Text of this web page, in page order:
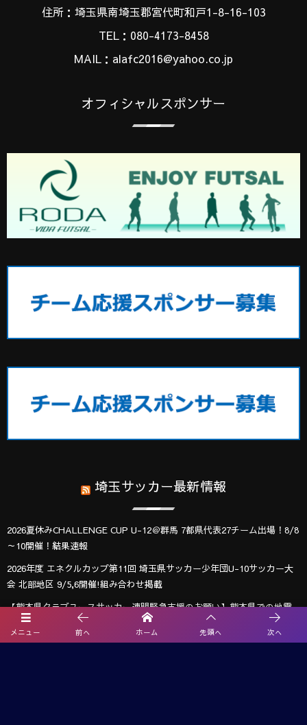
メニュー 前へ ホーム 先頭へ 次へ
住所：埼玉県南埼玉郡宮代町和戸1-8-16-103
TEL：080-4173-8458
MAIL：alafc2016@yahoo.co.jp
オフィシャルスポンサー
埼玉サッカー最新情報
2026夏休みCHALLENGE CUP U-12＠群馬 7都県代表27チーム出場！8/8
～10開催！結果速報
2026年度 エネクルカップ第11回 埼玉県サッカー少年団U-10サッカー大
会 北部地区 9/5,6開催!組み合わせ掲載
【熊本県クラブユースサッカー連盟緊急支援のお願い】熊本県での地震
に伴う支援募金にご協力ください
【関東版】都道府県トレセンメンバー2026 随時更新！情報お待ちしてい